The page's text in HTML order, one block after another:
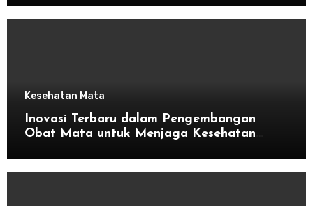
Kesehatan Mata
Inovasi Terbaru dalam Pengembangan
Obat Mata untuk Menjaga Kesehatan